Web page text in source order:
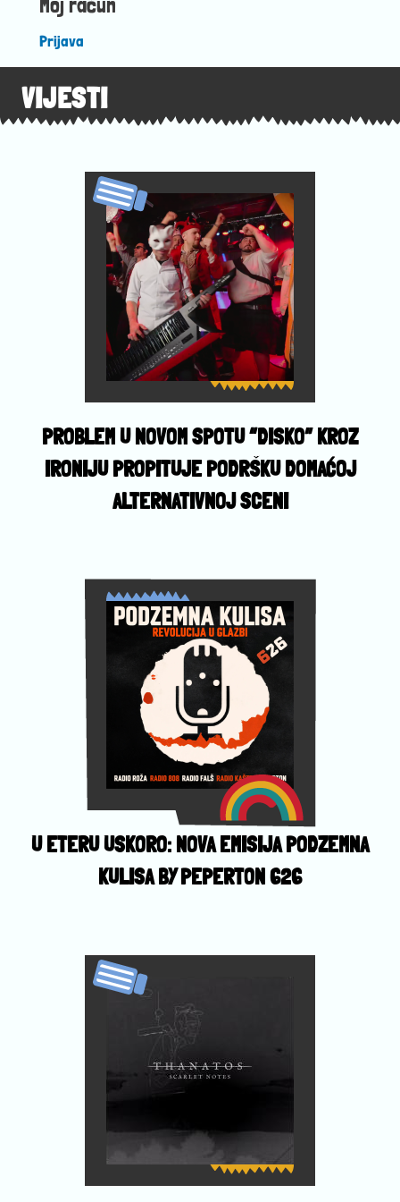
Prijava
VIJESTI
PROBLEM U NOVOM SPOTU “DISKO” KROZ
IRONIJU PROPITUJE PODRŠKU DOMAĆOJ
ALTERNATIVNOJ SCENI
U ETERU USKORO: NOVA EMISIJA PODZEMNA
KULISA BY PEPERTON 626